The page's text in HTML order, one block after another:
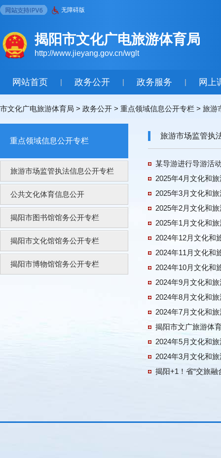
无障碍版
揭阳市文化广电旅游体育局
http://www.jieyang.gov.cn/wglt
网站首页 | 政务公开 | 政务服务 | 网上
市文化广电旅游体育局 > 政务公开 > 重点领域信息公开专栏 > 旅游
重点领域信息公开专栏
旅游市场监管执法信息公开专栏
公共文化体育信息公开
揭阳市图书馆馆务公开专栏
揭阳市文化馆馆务公开专栏
揭阳市博物馆馆务公开专栏
旅游市场监管执
某导游进行导游活
2025年4月文化和
2025年3月文化和
2025年2月文化和
2025年1月文化和
2024年12月文化和
2024年11月文化和
2024年10月文化和
2024年9月文化和
2024年8月文化和
2024年7月文化和
揭阳市文广旅游体
2024年5月文化和
2024年3月文化和
揭阳+1！省“交旅